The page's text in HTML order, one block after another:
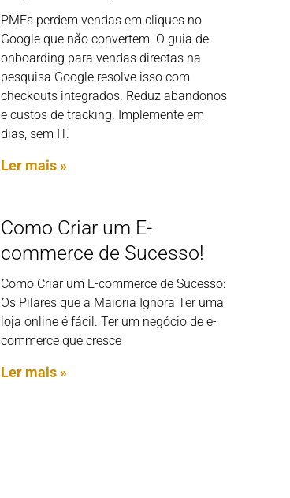
PMEs perdem vendas em cliques no
Google que não convertem. O guia de
onboarding para vendas directas na
pesquisa Google resolve isso com
checkouts integrados. Reduz abandonos
e custos de tracking. Implemente em
dias, sem IT.
Ler mais »
Como Criar um E-
commerce de Sucesso!
Como Criar um E-commerce de Sucesso:
Os Pilares que a Maioria Ignora Ter uma
loja online é fácil. Ter um negócio de e-
commerce que cresce
Ler mais »